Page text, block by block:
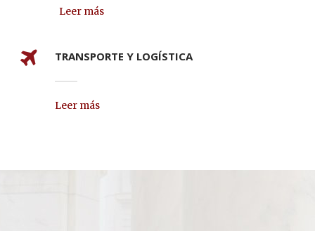
Leer más
TRANSPORTE Y LOGÍSTICA
Leer más